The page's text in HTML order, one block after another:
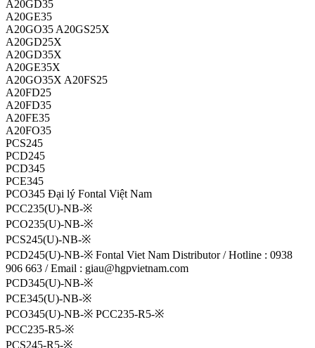
A20GD35
A20GE35
A20GO35 A20GS25X
A20GD25X
A20GD35X
A20GE35X
A20GO35X A20FS25
A20FD25
A20FD35
A20FE35
A20FO35
PCS245
PCD245
PCD345
PCE345
PCO345 Đại lý Fontal Việt Nam
PCC235(U)-NB-※
PCO235(U)-NB-※
PCS245(U)-NB-※
PCD245(U)-NB-※ Fontal Viet Nam Distributor / Hotline : 0938
906 663 / Email : giau@hgpvietnam.com
PCD345(U)-NB-※
PCE345(U)-NB-※
PCO345(U)-NB-※ PCC235-R5-※
PCC235-R5-※
PCS245-R5-※